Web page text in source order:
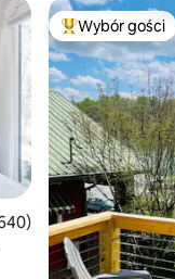
4,99 na 5,
Wybór gości